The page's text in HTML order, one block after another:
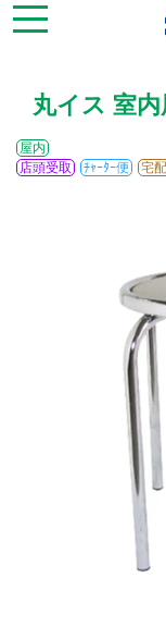
丸イス 室
屋内
店頭受取
ﾁｬｰﾀｰ便 宅